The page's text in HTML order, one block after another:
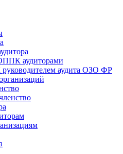
аудиторами
аудита ОЗО ФР